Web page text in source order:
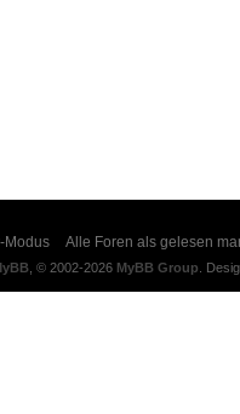
Modus Alle Foren als gelesen
, © 2002-2026 MyBB Group